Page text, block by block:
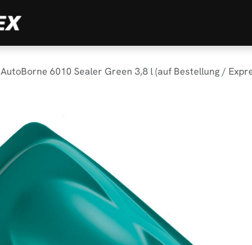
AutoBorne 6010 Sealer Green 3,8 l (auf Bestellung /